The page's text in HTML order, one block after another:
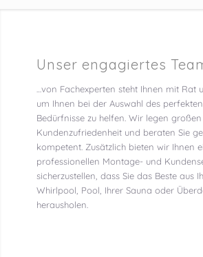
Unser engagiertes
…von Fachexperten steht Ihnen mit Rat
um Ihnen bei der Auswahl des
Bedürfnisse zu helfen. Wir legen
Kundenzufriedenheit und beraten Sie
kompetent. Zusätzlich bieten wir Ihnen
professionellen Montage- und
sicherzustellen, dass Sie das Beste aus
Whirlpool, Pool, Ihrer Sauna oder
herausholen.